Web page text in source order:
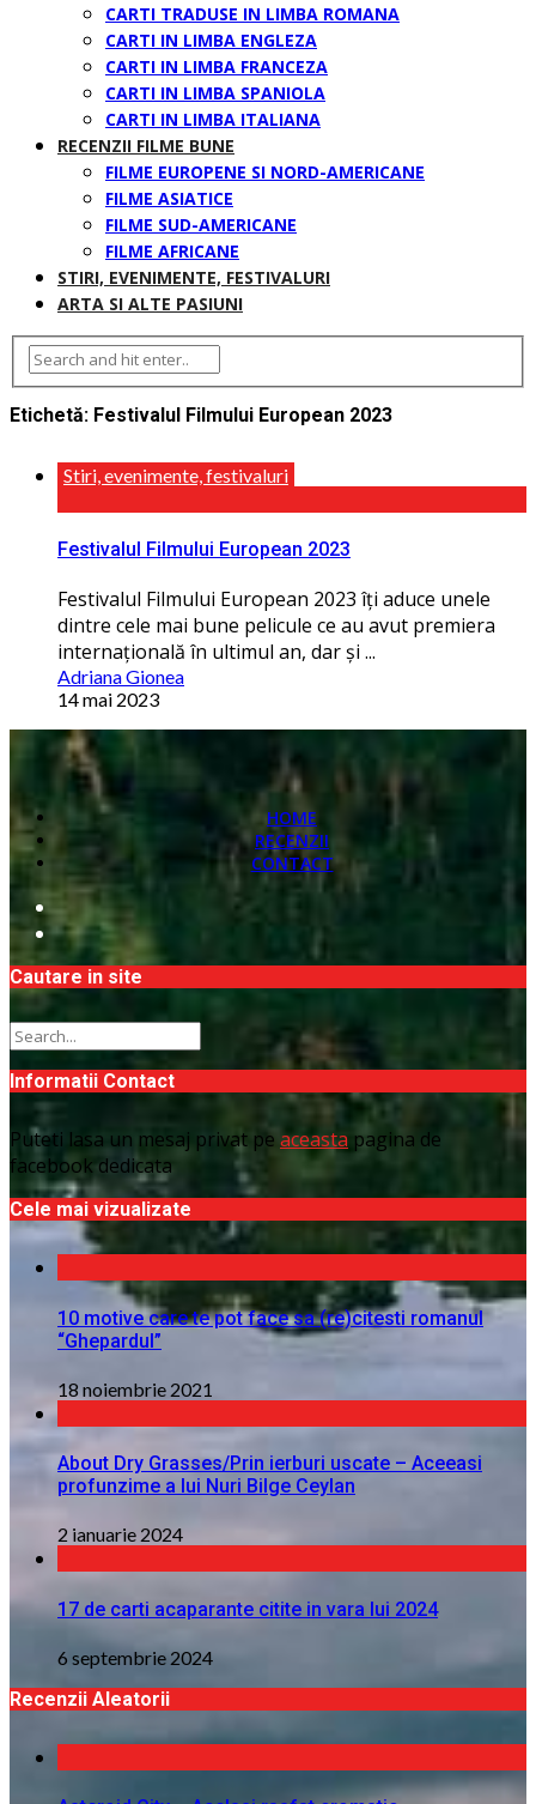
CARTI TRADUSE IN LIMBA ROMANA
CARTI IN LIMBA ENGLEZA
CARTI IN LIMBA FRANCEZA
CARTI IN LIMBA SPANIOLA
CARTI IN LIMBA ITALIANA
RECENZII FILME BUNE
FILME EUROPENE SI NORD-AMERICANE
FILME ASIATICE
FILME SUD-AMERICANE
FILME AFRICANE
STIRI, EVENIMENTE, FESTIVALURI
ARTA SI ALTE PASIUNI
Etichetă: Festivalul Filmului European 2023
Stiri, evenimente, festivaluri
Festivalul Filmului European 2023
Festivalul Filmului European 2023 îţi aduce unele
dintre cele mai bune pelicule ce au avut premiera
internaţională în ultimul an, dar și ...
Adriana Gionea
14 mai 2023
HOME
RECENZII
CONTACT
Cautare in site
Informatii Contact
Puteti lasa un mesaj privat pe aceasta pagina de
facebook dedicata
Cele mai vizualizate
10 motive care te pot face sa (re)citesti romanul
“Ghepardul”
18 noiembrie 2021
About Dry Grasses/Prin ierburi uscate – Aceeasi
profunzime a lui Nuri Bilge Ceylan
2 ianuarie 2024
17 de carti acaparante citite in vara lui 2024
6 septembrie 2024
Recenzii Aleatorii